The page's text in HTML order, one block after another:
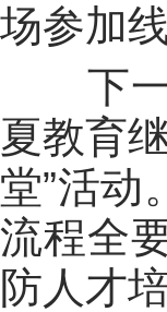
场参加
下
夏教育
堂”活动
流程全
防人才